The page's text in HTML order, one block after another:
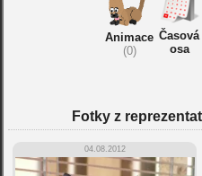
Animace
(0)
Časová
osa
Fotky z
04.08.2012